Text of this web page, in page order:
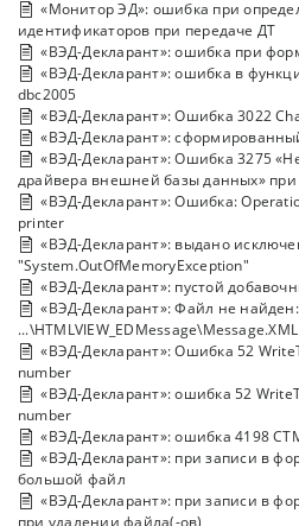
«Монитор ЭД»: ошибка при
идентификаторов при передаче ДТ
«ВЭД-Декларант»: ошибка при
«ВЭД-Декларант»: ошибка в
dbc2005
«ВЭД-Декларант»: Ошибка 3022
«ВЭД-Декларант»:
«ВЭД-Декларант»: Ошибка 3275
драйвера внешней базы данных» при
«ВЭД-Декларант»: Ошибка:
printer
«ВЭД-Декларант»: выдано
"System.OutOfMemoryException"
«ВЭД-Декларант»: пустой
«ВЭД-Декларант»: Файл не найден:
...\HTMLVIEW_EDMessage\Message.XML
«ВЭД-Декларант»: Ошибка 52
number
«ВЭД-Декларант»: ошибка 52
number
«ВЭД-Декларант»: ошибка 4198
«ВЭД-Декларант»: при записи в
большой файл
«ВЭД-Декларант»: при записи в
при удалении файла(-ов)